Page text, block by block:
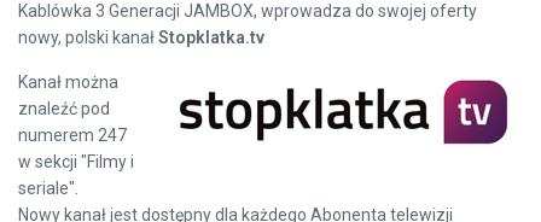
Kablówka 3 Generacji JAMBOX, wprowadza do swojej oferty
nowy, polski kanałStopklatka.tv
Kanał można
znaleźć pod
numerem 247
w sekcji "Filmy i
seriale".
Nowy kanał jest dostępny dla każdego Abonenta telewizji